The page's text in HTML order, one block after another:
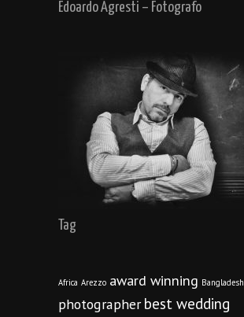
Edoardo Agresti – Fotografo
Tag
Africa Arezzo award winning Bangladesh
photographer best wedding